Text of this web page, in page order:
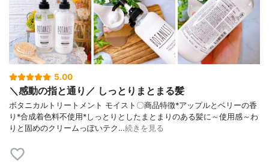
5.00
＼感動の指と通り／ しっとりまとまる髪
ボタニカルトリートメント モイスト〇商品特徴*アップルとベリーの香
り*合成着色料不使用*しっとりとしたまとまりのある髪に～使用感～わ
りと固めのクリームっぽいテク…続きを見る